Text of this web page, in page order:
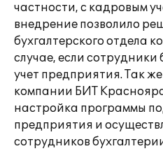
частности, с кадровым
внедрение позволило
бухгалтерского отдела
случае, если сотрудники
учет предприятия. Так
компании БИТ
настройка программы
предприятия и
сотрудников